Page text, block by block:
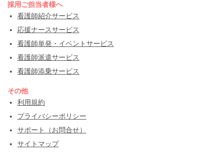
採用ご担当者様へ
看護師紹介サービス
応援ナースサービス
看護師単発・イベントサービス
看護師派遣サービス
看護師添乗サービス
その他
利用規約
プライバシーポリシー
サポート（お問合せ）
サイトマップ